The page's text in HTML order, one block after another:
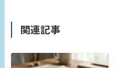
関連記事